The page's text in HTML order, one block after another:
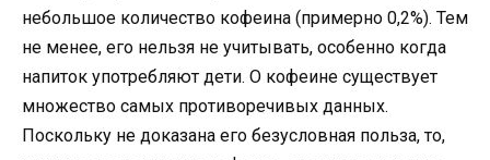
небольшое количество кофеина (примерно 0,2%). Тем
не менее, его нельзя не учитывать, особенно когда
напиток употребляют дети. О кофеине существует
множество самых противоречивых данных.
Поскольку не доказана его безусловная польза, то,